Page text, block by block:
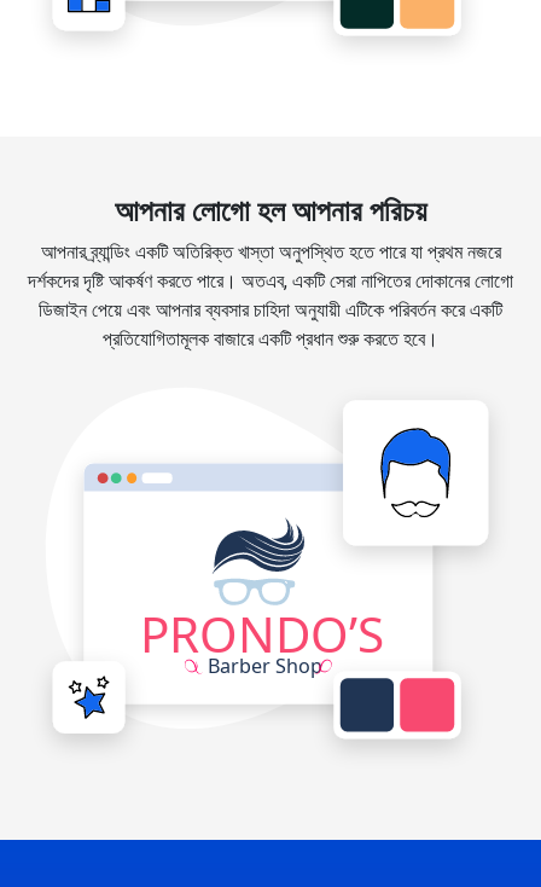
আপনার লোগো হল আপনার পরিচয়
আপনার ব্র্যান্ডিং একটি অতিরিক্ত খাস্তা অনুপস্থিত হতে পারে যা প্রথম নজরে
দর্শকদের দৃষ্টি আকর্ষণ করতে পারে। অতএব, একটি সেরা নাপিতের দোকানের লোগো
ডিজাইন পেয়ে এবং আপনার ব্যবসার চাহিদা অনুযায়ী এটিকে পরিবর্তন করে একটি
প্রতিযোগিতামূলক বাজারে একটি প্রধান শুরু করতে হবে।